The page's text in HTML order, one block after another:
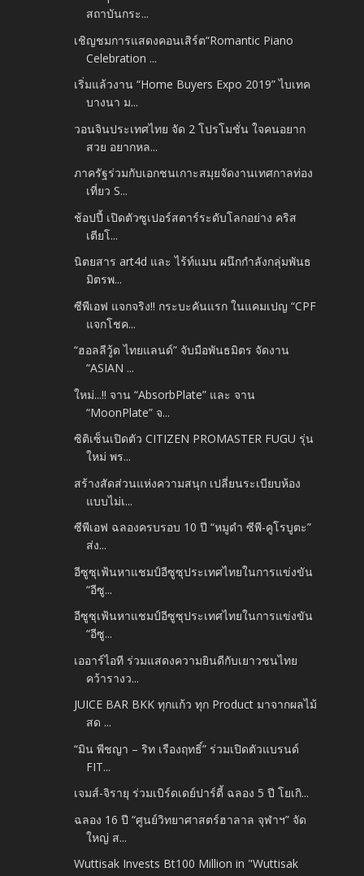
สถาบันกระ...
เชิญชมการแสดงคอนเสิร์ต“Romantic Piano
Celebration ...
เริ่มแล้วงาน “Home Buyers Expo 2019” ไบเทค
บางนา ม...
วอนจินประเทศไทย จัด 2 โปรโมชั่น ใจคนอยาก
สวย อยากหล...
ภาครัฐร่วมกับเอกชนเกาะสมุยจัดงานเทศกาลท่อง
เที่ยว S...
ช้อปปี้ เปิดตัวซูเปอร์สตาร์ระดับโลกอย่าง คริส
เตียโ...
นิตยสาร art4d และ ไร้ท์แมน ผนึกกำลังกลุ่มพันธ
มิตรพ...
ซีพีเอฟ แจกจริง!! กระบะคันแรก ในแคมเปญ “CPF
แจกโชค...
“ฮอลลีวู้ด ไทยแลนด์” จับมือพันธมิตร จัดงาน
“ASIAN ...
ใหม่...!! จาน “AbsorbPlate” และ จาน
“MoonPlate” จ...
ซิติเซ็นเปิดตัว CITIZEN PROMASTER FUGU รุ่น
ใหม่ พร...
สร้างสัดส่วนแห่งความสนุก เปลี่ยนระเบียบห้อง
แบบไม่เ...
ซีพีเอฟ ฉลองครบรอบ 10 ปี “หมูดำ ซีพี-คูโรบูตะ”
ส่ง...
อีซูซุเฟ้นหาแชมป์อีซูซุประเทศไทยในการแข่งขัน
“อีซู...
อีซูซุเฟ้นหาแชมป์อีซูซุประเทศไทยในการแข่งขัน
“อีซู...
เออาร์ไอที ร่วมแสดงความยินดีกับเยาวชนไทย
คว้ารางว...
JUICE BAR BKK ทุกแก้ว ทุก Product มาจากผลไม้
สด ...
“มิน พีชญา – ริท เรืองฤทธิ์” ร่วมเปิดตัวแบรนด์
FIT...
เจมส์-จิรายุ ร่วมเบิร์ดเดย์ปาร์ตี้ ฉลอง 5 ปี โยเกิ...
ฉลอง 16 ปี “ศูนย์วิทยาศาสตร์ฮาลาล จุฬาฯ” จัด
ใหญ่ ส...
Wuttisak Invests Bt100 Million in "Wuttisak